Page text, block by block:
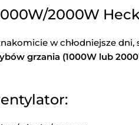
2000W
w chłodniejsze
grzania (1000W lub